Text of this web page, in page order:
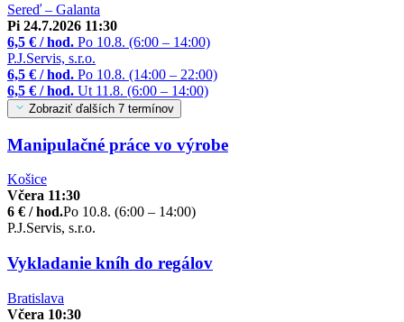
Sereď – Galanta
Pi 24.7.2026 11:30
6,5 € / hod. Po 10.8. (6:00 – 14:00)
P.J.Servis, s.r.o.
6,5 € / hod. Po 10.8. (14:00 – 22:00)
6,5 € / hod. Ut 11.8. (6:00 – 14:00)
Zobraziť ďalších 7 termínov
Manipulačné práce vo výrobe
Košice
Včera 11:30
6 € / hod.Po 10.8. (6:00 – 14:00)
P.J.Servis, s.r.o.
Vykladanie kníh do regálov
Bratislava
Včera 10:30